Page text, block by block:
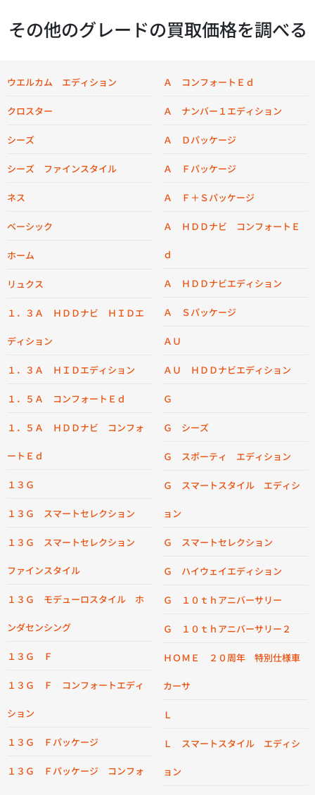
その他のグレードの買取価格を調べる
ウエルカム エディション
クロスター
シーズ
シーズ ファインスタイル
ネス
ベーシック
ホーム
リュクス
１．３Ａ ＨＤＤナビ ＨＩＤエ
ディション
１．３Ａ ＨＩＤエディション
１．５Ａ コンフォートＥｄ
１．５Ａ ＨＤＤナビ コンフォ
ートＥｄ
１３Ｇ
１３Ｇ スマートセレクション
１３Ｇ スマートセレクション
ファインスタイル
１３Ｇ モデューロスタイル ホ
ンダセンシング
１３Ｇ Ｆ
１３Ｇ Ｆ コンフォートエディ
ション
１３Ｇ Ｆパッケージ
１３Ｇ Ｆパッケージ コンフォ
Ａ コンフォートＥｄ
Ａ ナンバー１エディション
Ａ Ｄパッケージ
Ａ Ｆパッケージ
Ａ Ｆ＋Ｓパッケージ
Ａ ＨＤＤナビ コンフォートＥ
ｄ
Ａ ＨＤＤナビエディション
Ａ Ｓパッケージ
ＡＵ
ＡＵ ＨＤＤナビエディション
Ｇ
Ｇ シーズ
Ｇ スポーティ エディション
Ｇ スマートスタイル エディシ
ョン
Ｇ スマートセレクション
Ｇ ハイウェイエディション
Ｇ １０ｔｈアニバーサリー
Ｇ １０ｔｈアニバーサリー２
ＨＯＭＥ ２０周年 特別仕様車
カーサ
Ｌ
Ｌ スマートスタイル エディシ
ョン